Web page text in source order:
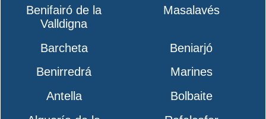
Benifairó de la
Valldigna
Masalavés
Barcheta
Beniarjó
Benirredrá
Marines
Antella
Bolbaite